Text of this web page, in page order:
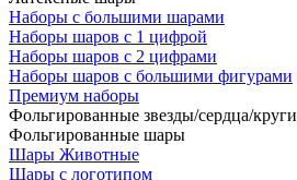
Наборы с большими шарами
Наборы шаров с 1 цифрой
Наборы шаров с 2 цифрами
Наборы шаров с большими фигурами
Премиум наборы
Фольгированные звезды/сердца/круги
Фольгированные шары
Шары Животные
Шары с логотипом